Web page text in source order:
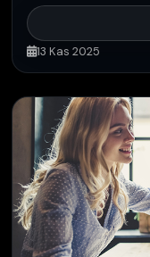
13 Kas 2025